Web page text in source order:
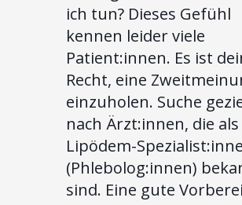
ich tun? Dieses Gefühl
kennen leider viele
Patient:innen. Es ist
Recht, eine
einzuholen. Suche
nach Ärzt:innen, die als
Lipödem-
(Phlebolog:innen)
sind. Eine gute